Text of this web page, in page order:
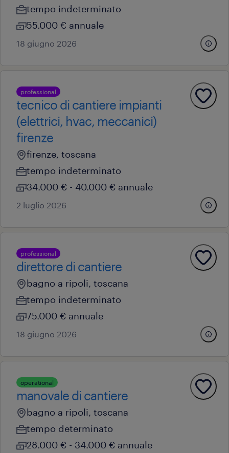
tempo indeterminato
55.000 € annuale
18 giugno 2026
professional
tecnico di cantiere impianti
(elettrici, hvac, meccanici)
firenze
firenze, toscana
tempo indeterminato
34.000 € - 40.000 € annuale
2 luglio 2026
professional
direttore di cantiere
bagno a ripoli, toscana
tempo indeterminato
75.000 € annuale
18 giugno 2026
operational
manovale di cantiere
bagno a ripoli, toscana
tempo determinato
28.000 € - 34.000 € annuale